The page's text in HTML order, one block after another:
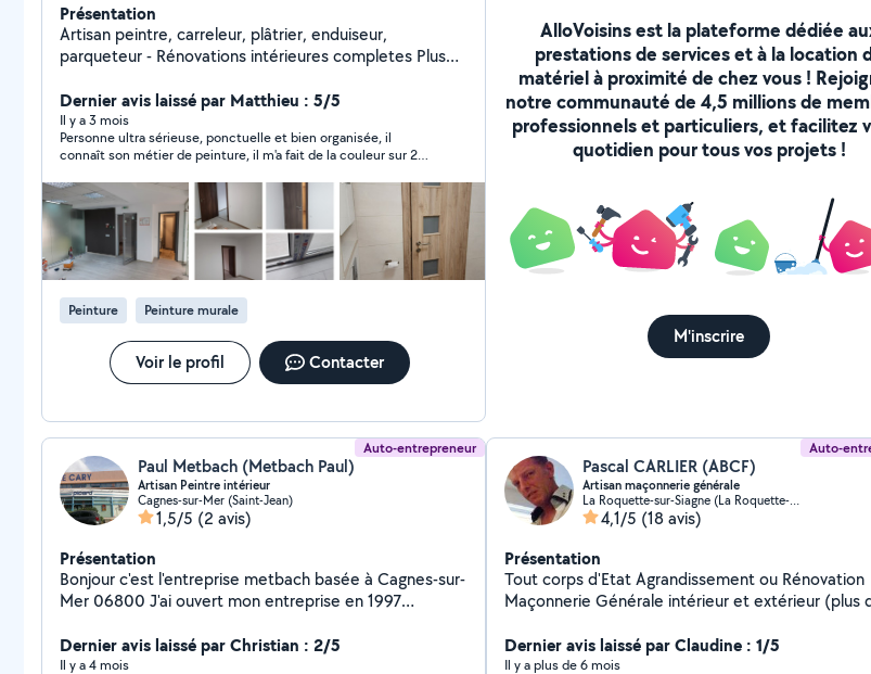
Présentation
Artisan peintre, carreleur, plâtrier, enduiseur,
parqueteur - Rénovations intérieures completes Plus
complets de renovation: peinture, cloisons en plâtre,
plâtrage, carrelage, pose de parquet. En plus du
français, nous parlons également anglais (We speak
English as well) Dans de nombreux cas, nous pouvons
vous fournir un devis gratuit, sans déplacement.
Envoyez-nous vos coordonnées, quelques photos et les
œuvres souhaitées sur WhatsApp, et nous vous
fournirons un devis. Nous sommes ponctuels, sérieux,
attentifs aux détails.
Dernier avis laissé par Matthieu : 5/5
Il y a 3 mois
Personne ultra sérieuse, ponctuelle et bien organisée, il
connaît son métier de peinture, il m'a fait de la couleur sur 2
prix, je referai appel a lui c'est sûr
Peinture Peinture murale
Voir le profil Contacter
AlloVoisins est la plateforme dédiée
prestations de services et à la location
matériel à proximité de chez vous !
notre communauté de 4,5 millions de
professionnels et particuliers, et facilitez
quotidien pour tous vos projets !
M'inscrire
Auto-entrepreneur
Paul Metbach (Metbach Paul)
Artisan Peintre intérieur
Cagnes-sur-Mer (Saint-Jean)
1,5/5 (2 avis)
Présentation
Bonjour c'est l'entreprise metbach basée à Cagnes-sur-
Mer 06800 J'ai ouvert mon entreprise en 1997
vos projets de travaux nous vous conseillons les
qualités professionnelles nous déplaçons pour des
Dernier avis laissé par Christian : 2/5
Il y a 4 mois
Auto-
Pascal CARLIER (ABCF)
Artisan maçonnerie générale
La Roquette-sur-Siagne (La Roquette-sur-Siagne)
4,1/5 (18 avis)
Présentation
Tout corps d'Etat Agrandissement ou Rénovation
Maçonnerie Générale intérieur et extérieur (plus de 30
Dernier avis laissé par Claudine : 1/5
Il y a plus de 6 mois